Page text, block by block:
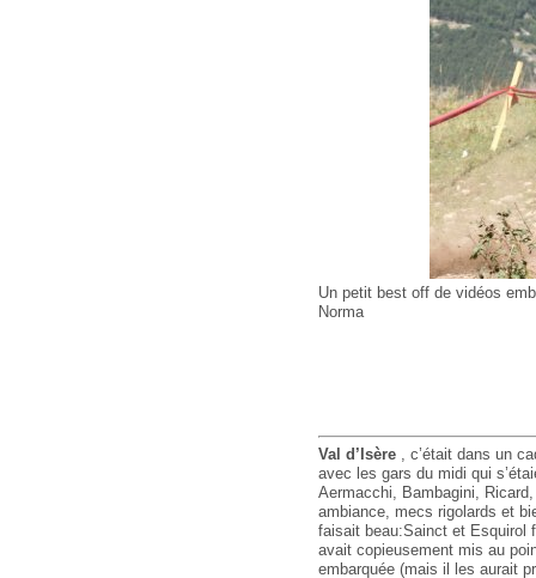
Un petit best off de vidéos
Norma
Val d’Isère , c’était dans un
avec les gars du midi qui
Aermacchi, Bambagini,
ambiance, mecs rigolards et
faisait beau:Sainct et Esquirol
avait copieusement mis au
embarquée (mais il les aurait